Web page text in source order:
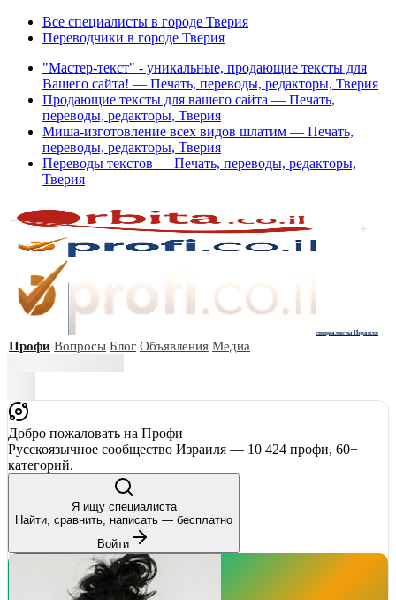
Все специалисты в городе Тверия
Переводчики в городе Тверия
"Мастер-текст" - уникальные, продающие тексты для
Вашего сайта! — Печать, переводы, редакторы, Тверия
Продающие тексты для вашего сайта — Печать,
переводы, редакторы, Тверия
Миша-изготовление всех видов шлатим — Печать,
переводы, редакторы, Тверия
Переводы текстов — Печать, переводы, редакторы,
Тверия
+
специалисты Израиля
Профи Вопросы Блог Объявления Медиа
Добро пожаловать на Профи
Русскоязычное сообщество Израиля — 10 424 профи, 60+
категорий.
Я ищу специалиста
Найти, сравнить, написать — бесплатно
Войти